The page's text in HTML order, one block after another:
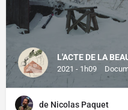
L'ACTE DE LA
2021 - 1h09
de Nicolas Paquet